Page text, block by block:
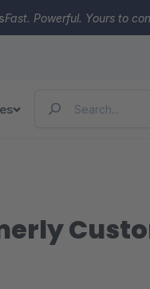
Fast. Powerful. Yours to